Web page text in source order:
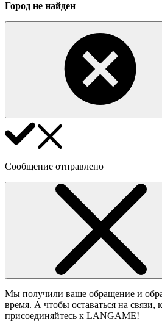
Город не найден
Сообщение отправлено
Мы получили ваше обращение и
время. А чтобы оставаться на связи,
присоединяйтесь к LANGAME!